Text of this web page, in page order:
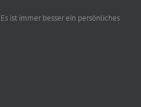
ist immer besser ein persönliches